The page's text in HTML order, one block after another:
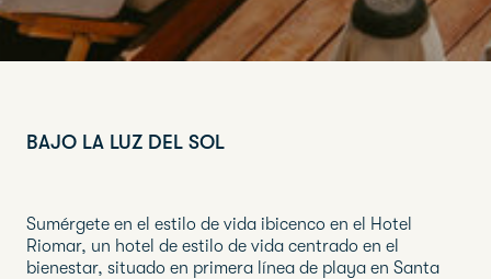
BAJO LA LUZ DEL SOL
Sumérgete en el estilo de vida ibicenco en el Hotel
Riomar, un hotel de estilo de vida centrado en el
bienestar, situado en primera línea de playa en Santa